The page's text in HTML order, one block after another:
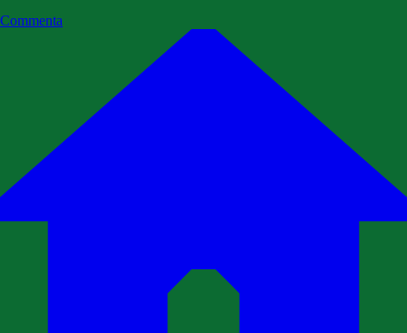
Commenta